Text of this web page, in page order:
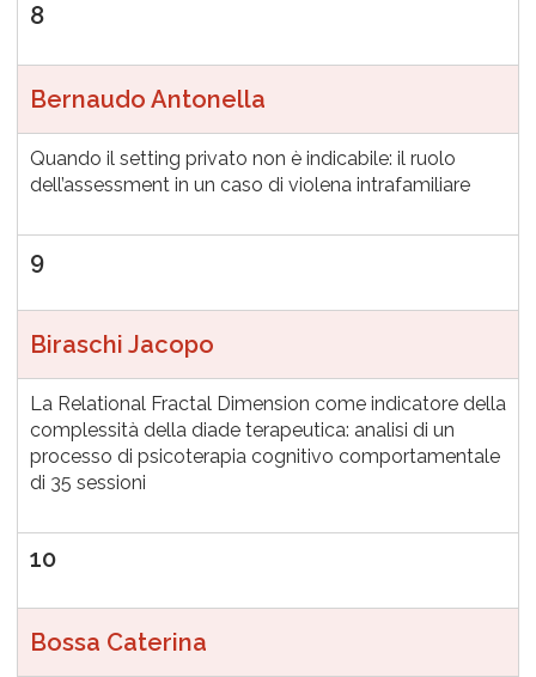
8
Bernaudo Antonella
Quando il setting privato non è indicabile: il ruolo
dell’assessment in un caso di violena intrafamiliare
9
Biraschi Jacopo
La Relational Fractal Dimension come indicatore della
complessità della diade terapeutica: analisi di un
processo di psicoterapia cognitivo comportamentale
di 35 sessioni
10
Bossa Caterina